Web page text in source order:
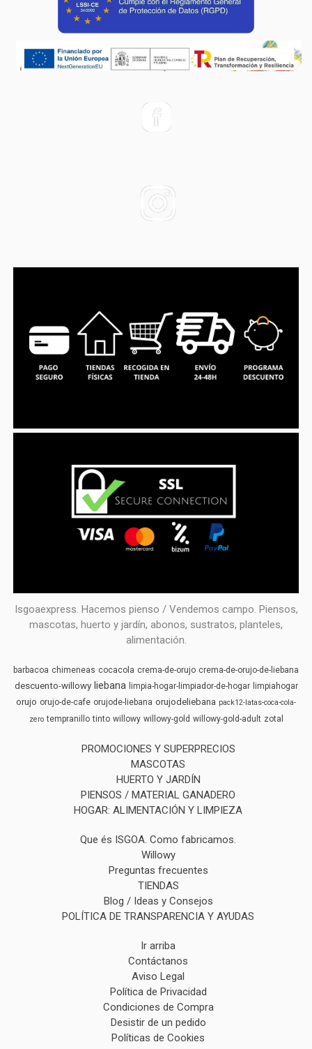
Isgoaexpress. Hacemos pienso / Vendemos campo. Piensos,
mascotas, huerto y jardín, abonos, sustratos, planteles,
alimentación.
barbacoa chimeneas cocacola crema-de-orujo crema-de-orujo-de-liebana
descuento-willowy liebana limpia-hogar-limpiador-de-hogar limpiahogar
orujo orujo-de-cafe orujode-liebana orujodeliebana pack12-latas-coca-cola-
zero tempranillo tinto willowy willowy-gold willowy-gold-adult zotal
PROMOCIONES Y SUPERPRECIOS
MASCOTAS
HUERTO Y JARDÍN
PIENSOS / MATERIAL GANADERO
HOGAR: ALIMENTACIÓN Y LIMPIEZA
Que és ISGOA. Como fabricamos.
Willowy
Preguntas frecuentes
TIENDAS
Blog / Ideas y Consejos
POLÍTICA DE TRANSPARENCIA Y AYUDAS
Ir arriba
Contáctanos
Aviso Legal
Política de Privacidad
Condiciones de Compra
Desistir de un pedido
Políticas de Cookies